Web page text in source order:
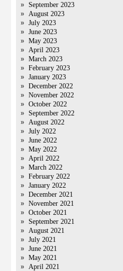
September 2023
August 2023
July 2023
June 2023
May 2023
April 2023
March 2023
February 2023
January 2023
December 2022
November 2022
October 2022
September 2022
August 2022
July 2022
June 2022
May 2022
April 2022
March 2022
February 2022
January 2022
December 2021
November 2021
October 2021
September 2021
August 2021
July 2021
June 2021
May 2021
April 2021